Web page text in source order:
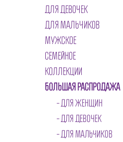
ДЛЯ ДЕВОЧЕК
ДЛЯ МАЛЬЧИКОВ
МУЖСКОЕ
СЕМЕЙНОЕ
КОЛЛЕКЦИИ
БОЛЬШАЯ РАСПРОДАЖА
ДЛЯ ЖЕНЩИН
ДЛЯ ДЕВОЧЕК
ДЛЯ МАЛЬЧИКОВ